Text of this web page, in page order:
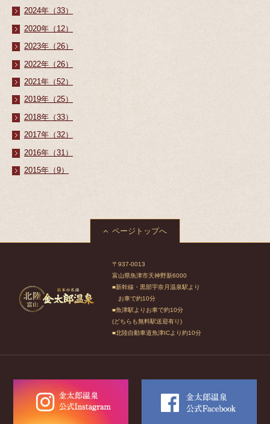
2024年（33）
2020年（12）
2023年（26）
2022年（26）
2021年（52）
2019年（25）
2018年（33）
2017年（32）
2016年（31）
2015年（9）
ページトップへ
〒937-0013
富山県魚津市天神野新6000
■新幹線・黒部宇奈月温泉駅より
お車で約10分
■魚津駅よりお車で約10分
(どちらも無料駅送迎有り)
■北陸自動車道魚津ICより約10分